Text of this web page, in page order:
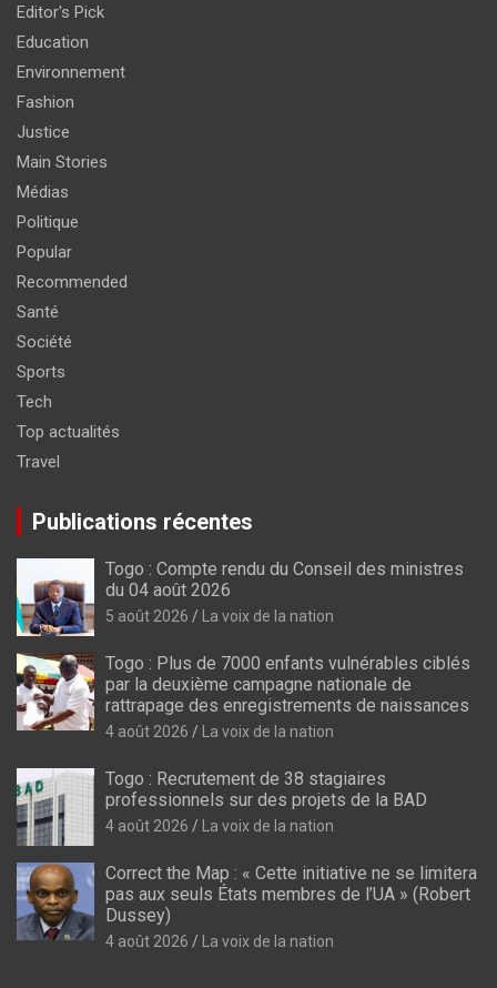
Editor's Pick
Education
Environnement
Fashion
Justice
Main Stories
Médias
Politique
Popular
Recommended
Santé
Société
Sports
Tech
Top actualités
Travel
Publications récentes
Togo : Compte rendu du Conseil des ministres
du 04 août 2026
5 août 2026 La voix de la nation
Togo : Plus de 7000 enfants vulnérables ciblés
par la deuxième campagne nationale de
rattrapage des enregistrements de naissances
4 août 2026 La voix de la nation
Togo : Recrutement de 38 stagiaires
professionnels sur des projets de la BAD
4 août 2026 La voix de la nation
Correct the Map : « Cette initiative ne se limitera
pas aux seuls États membres de l’UA » (Robert
Dussey)
4 août 2026 La voix de la nation